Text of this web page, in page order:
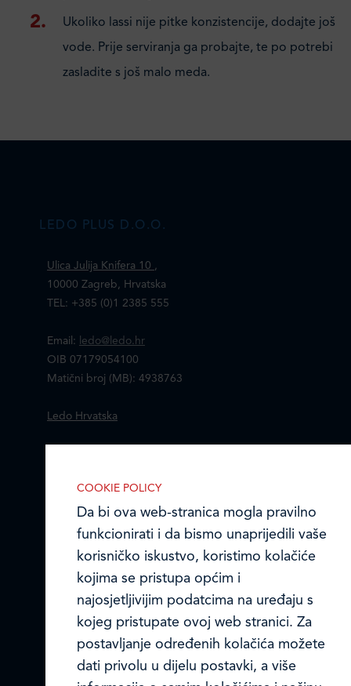
Ukoliko lassi nije pitke konzistencije, dodajte još
vode. Prije serviranja ga probajte, te po potrebi
zasladite s još malo meda.
LEDO PLUS D.O.O.
Ulica Julija Knifera 10 ,
10000 Zagreb, Hrvatska
TEL: +385 (0)1 2385 555
Email:
ledo@ledo.hr
OIB 07179054100
Matični broj (MB): 4938763
Ledo Hrvatska
Ledo u inozemstvu
Online formular
Privacy notice and Cookies
© LEDO plus d.o.o. 2026.
COOKIE POLICY
Da bi ova web-stranica mogla pravilno
funkcionirati i da bismo unaprijedili vaše
korisničko iskustvo, koristimo kolačiće
kojima se pristupa općim i
najosjetljivijim podatcima na uređaju s
kojeg pristupate ovoj web stranici. Za
postavljanje određenih kolačića možete
dati privolu u dijelu postavki, a više
IZABERITE KOLAČIĆE NA STRANICI
Omogućite ili onemogućite web-